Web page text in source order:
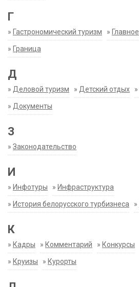
Г
» Гастрономический туризм » Главное
» Граница
Д
» Деловой туризм » Детский отдых »
» Документы
З
» Законодательство
И
» Инфотуры » Инфраструктура
» История белорусского турбизнеса »
К
» Кадры » Комментарий » Конкурсы
» Круизы » Курорты